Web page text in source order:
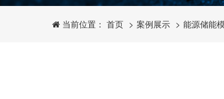
当前位置： 首页 案例展示 能源储能